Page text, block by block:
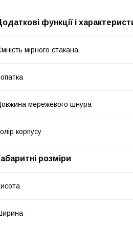
функції і
мірного стакана
мережевого шнура
корпусу
розміри